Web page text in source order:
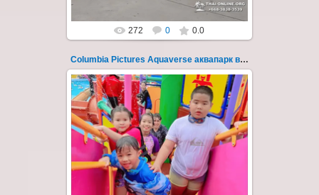
272 0 0.0
Columbia Pictures Aquaverse аквапарк в Паттайе 260
23.10.2022
Columbia Pictures Aquaverse - новый
тематический аквапарк в Паттайе.
Открыт в октябре 2022 после
модернизации и смены...
Thai-Online